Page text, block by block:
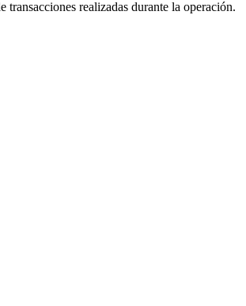
transacciones realizadas durante la operación.